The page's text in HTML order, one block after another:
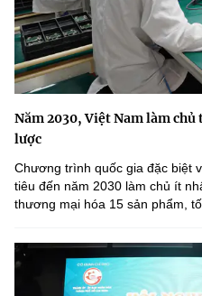
Năm 2030, Việt Nam làm
lược
Chương trình quốc gia đặc biệt
tiêu đến năm 2030 làm chủ ít
thương mại hóa 15 sản phẩm,